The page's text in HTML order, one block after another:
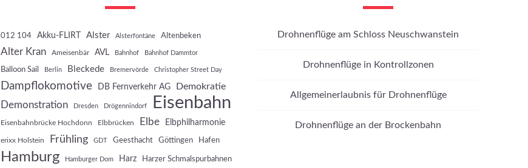
012 104 Akku-FLIRT Alster Alsterfontäne Altenbeken
Alter Kran Ameisenbär AVL Bahnhof Bahnhof Dammtor
Balloon Sail Berlin Bleckede Bremervörde Christopher Street Day
Dampflokomotive DB Fernverkehr AG Demokratie
Demonstration Dresden Drögennindorf Eisenbahn
Eisenbahnbrücke Hochdonn Elbbrücken Elbe Elbphilharmonie
erixx Holstein Frühling GDT Geesthacht Göttingen Hafen
Hamburg Hamburger Dom Harz Harzer Schmalspurbahnen
Drohnenflüge am Schloss Neuschwanstein
Drohnenflüge in Kontrollzonen
Allgemeinerlaubnis für Drohnenflüge
Drohnenflüge an der Brockenbahn